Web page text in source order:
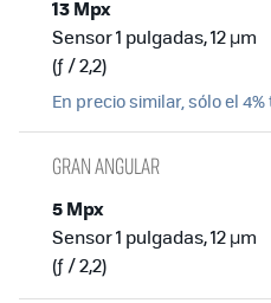
13 Mpx
Sensor 1 pulgadas, 12 µm
(ƒ / 2,2)
En precio similar, sólo el
GRAN ANGULAR
5 Mpx
Sensor 1 pulgadas, 12 µm
(ƒ / 2,2)